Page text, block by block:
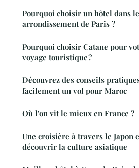
Pourquoi choisir un hôtel dans le
arrondissement de Paris ?
Pourquoi choisir Catane pour
voyage touristique ?
Découvrez des conseils
facilement un vol pour Maroc
Où l'on vit le mieux en France ?
Une croisière à travers le Japon
découvrir la culture asiatique